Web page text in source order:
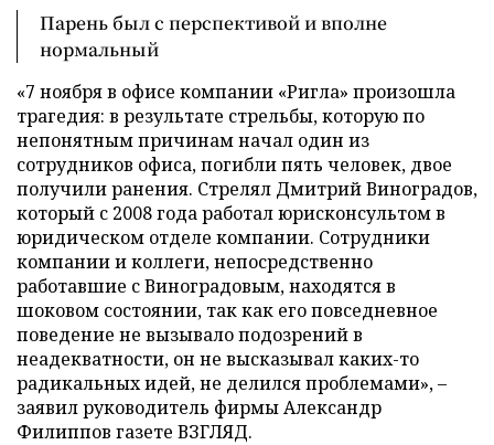
Парень был с перспективой и вполне
нормальный
«7 ноября в офисе компании «Ригла» произошла
трагедия: в результате стрельбы, которую по
непонятным причинам начал один из
сотрудников офиса, погибли пять человек, двое
получили ранения. Стрелял Дмитрий Виноградов,
который с 2008 года работал юрисконсультом в
юридическом отделе компании. Сотрудники
компании и коллеги, непосредственно
работавшие с Виноградовым, находятся в
шоковом состоянии, так как его повседневное
поведение не вызывало подозрений в
неадекватности, он не высказывал каких-то
радикальных идей, не делился проблемами», –
заявил руководитель фирмы Александр
Филиппов газете ВЗГЛЯД.